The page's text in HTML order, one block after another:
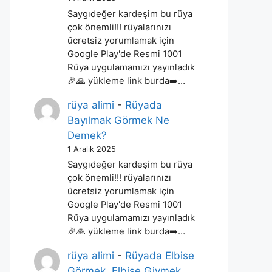
Saygıdeğer kardeşim bu rüya
çok önemli!!! rüyalarınızı
ücretsiz yorumlamak için
Google Play'de Resmi 1001
Rüya uygulamamızı yayınladık
🎉🙏 yükleme link burda➡️…
rüya alimi - Rüyada
Bayılmak Görmek Ne
Demek?
1 Aralık 2025
Saygıdeğer kardeşim bu rüya
çok önemli!!! rüyalarınızı
ücretsiz yorumlamak için
Google Play'de Resmi 1001
Rüya uygulamamızı yayınladık
🎉🙏 yükleme link burda➡️…
rüya alimi - Rüyada Elbise